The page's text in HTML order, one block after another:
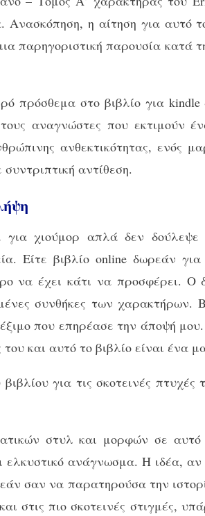
Ανασκόπηση, η αίτηση για
παρηγοριστική παρουσία κατά
πρόσθεμα στο βιβλίο για
αναγνώστες που εκτιμούν
ανθεκτικότητας, ενός
αντίθεση.
χιούμορ απλά δεν
Είτε βιβλίο online δωρεάν
να έχει κάτι να προσφέρει.
συνθήκες των
που επηρέασε την άποψή
και αυτό το βιβλίο είναι ένα
για τις σκοτεινές
στυλ και μορφών σε αυτό
ελκυστικό ανάγνωσμα. Η ιδέα,
σαν να παρατηρούσα την
στις πιο σκοτεινές